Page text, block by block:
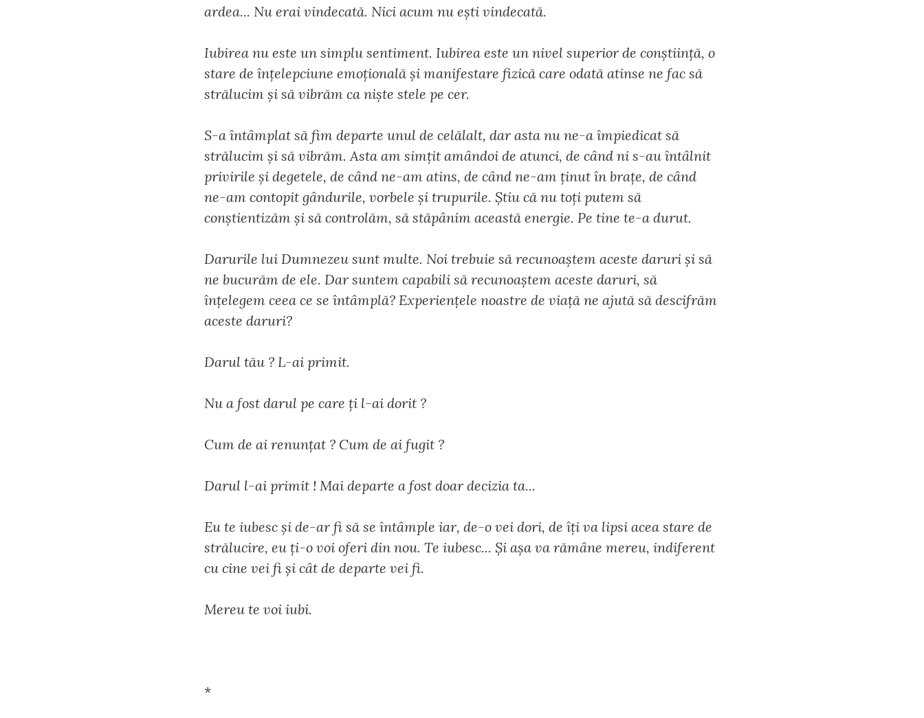
ardea... Nu erai vindecată. Nici acum nu ești vindecată.
Iubirea nu este un simplu sentiment. Iubirea este un nivel superior de conștiință, o
stare de înțelepciune emoțională și manifestare fizică care odată atinse ne fac să
strălucim și să vibrăm ca niște stele pe cer.
S-a întâmplat să fim departe unul de celălalt, dar asta nu ne-a împiedicat să
strălucim și să vibrăm. Asta am simțit amândoi de atunci, de când ni s-au întâlnit
privirile și degetele, de când ne-am atins, de când ne-am ținut în brațe, de când
ne-am contopit gândurile, vorbele și trupurile. Știu că nu toți putem să
conștientizăm și să controlăm, să stăpânim această energie. Pe tine te-a durut.
Darurile lui Dumnezeu sunt multe. Noi trebuie să recunoaștem aceste daruri și să
ne bucurăm de ele. Dar suntem capabili să recunoaștem aceste daruri, să
înțelegem ceea ce se întâmplă? Experiențele noastre de viață ne ajută să descifrăm
aceste daruri?
Darul tău ? L-ai primit.
Nu a fost darul pe care ți l-ai dorit ?
Cum de ai renunțat ? Cum de ai fugit ?
Darul l-ai primit ! Mai departe a fost doar decizia ta...
Eu te iubesc și de-ar fi să se întâmple iar, de-o vei dori, de îți va lipsi acea stare de
strălucire, eu ți-o voi oferi din nou. Te iubesc... Și așa va rămâne mereu, indiferent
cu cine vei fi și cât de departe vei fi.
Mereu te voi iubi.
*